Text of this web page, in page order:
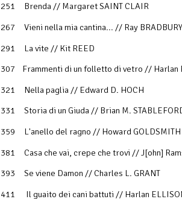
251 Brenda // Margaret SAINT CLAIR
267 Vieni nella mia cantina... // Ray BRADBURY
291 La vite // Kit REED
307 Frammenti di un folletto di vetro // Harlan
321 Nella paglia // Edward D. HOCH
331 Storia di un Giuda // Brian M.
359 L'anello del ragno // Howard GOLDSMITH
381 Casa che vai, crepe che trovi // J[ohn]
393 Se viene Damon // Charles L. GRANT
411 Il guaito dei cani battuti // Harlan